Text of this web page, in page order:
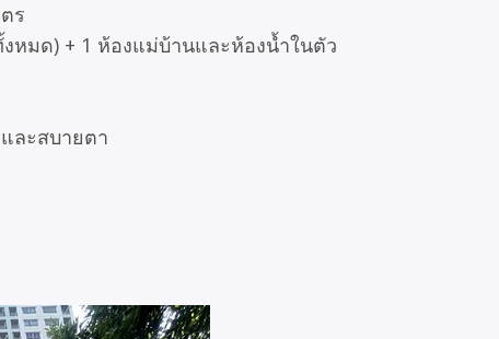
ร
หมด) + 1 ห้องแม่บ้านและห้องน้ำในตัว
ละสบายตา